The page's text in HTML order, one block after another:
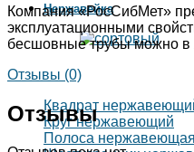
Нержавейка
Квадрат
Круг нержавеющий
Полоса нержавеющая
Компания «РосСибМет»
эксплуатационными
бесшовные трубы можно в
Отзывы (0)
Отзывы